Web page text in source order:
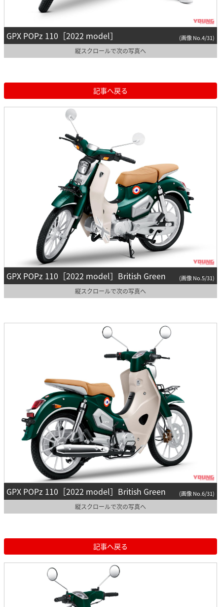
GPX POPz 110［2022 model］ (画像 No.4/31)
縦スクロールで次の写真へ
記事へ戻る
GPX POPz 110［2022 model］British Green (画像 No.5/31)
縦スクロールで次の写真へ
GPX POPz 110［2022 model］British Green (画像 No.6/31)
縦スクロールで次の写真へ
記事へ戻る